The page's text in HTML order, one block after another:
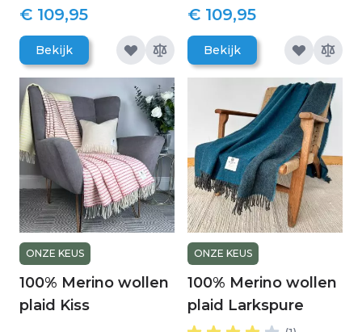
€ 109,95
Bekijk
€ 109,95
Bekijk
ONZE KEUS
100% Merino wollen
plaid Kiss
ONZE KEUS
100% Merino wollen
plaid Larkspure